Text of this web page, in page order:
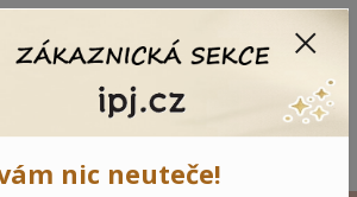
nic neuteče!